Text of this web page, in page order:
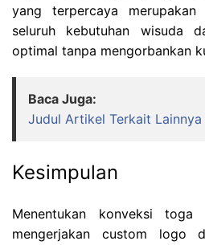
yang terpercaya
seluruh kebutuhan wisuda
optimal tanpa mengorbankan
Baca Juga:
Judul Artikel Terkait Lainnya
Kesimpulan
Menentukan konveksi
mengerjakan custom logo